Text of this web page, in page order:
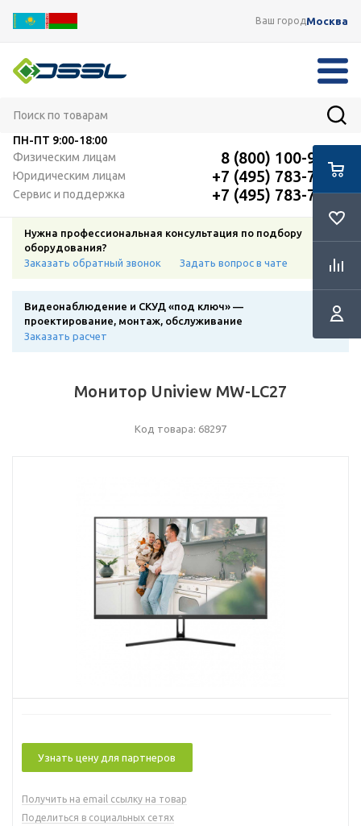
Ваш городМосква
ПН-ПТ 9:00-18:00
Физическим лицам
8 (800) 100-91-12
Юридическим лицам +7 (495) 783-72-87
Сервис и поддержка +7 (495) 783-72-87
Нужна профессиональная консультация по подбору
оборудования?
Заказать обратный звонок
Задать вопрос в чате
Видеонаблюдение и СКУД «под ключ» —
проектирование, монтаж, обслуживание
Заказать расчет
Монитор Uniview MW-LC27
Код товара: 68297
Узнать цену для партнеров
Получить на email ссылку на товар
Поделиться в социальных сетях